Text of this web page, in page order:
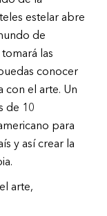
estelar abre
de
las
conocer
con el arte. Un
de 10
para
y así crear la
arte,